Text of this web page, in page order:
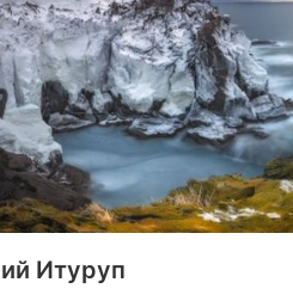
Итуруп